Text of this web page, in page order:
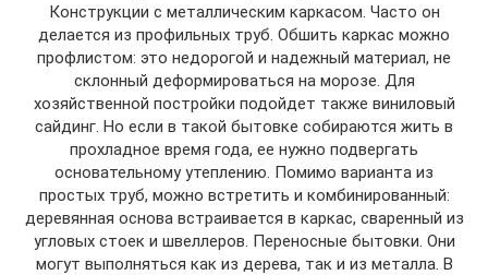
Конструкции с металлическим каркасом. Часто он
делается из профильных труб. Обшить каркас можно
профлистом: это недорогой и надежный материал, не
склонный деформироваться на морозе. Для
хозяйственной постройки подойдет также виниловый
сайдинг. Но если в такой бытовке собираются жить в
прохладное время года, ее нужно подвергать
основательному утеплению. Помимо варианта из
простых труб, можно встретить и комбинированный:
деревянная основа встраивается в каркас, сваренный из
угловых стоек и швеллеров. Переносные бытовки. Они
могут выполняться как из дерева, так и из металла. В